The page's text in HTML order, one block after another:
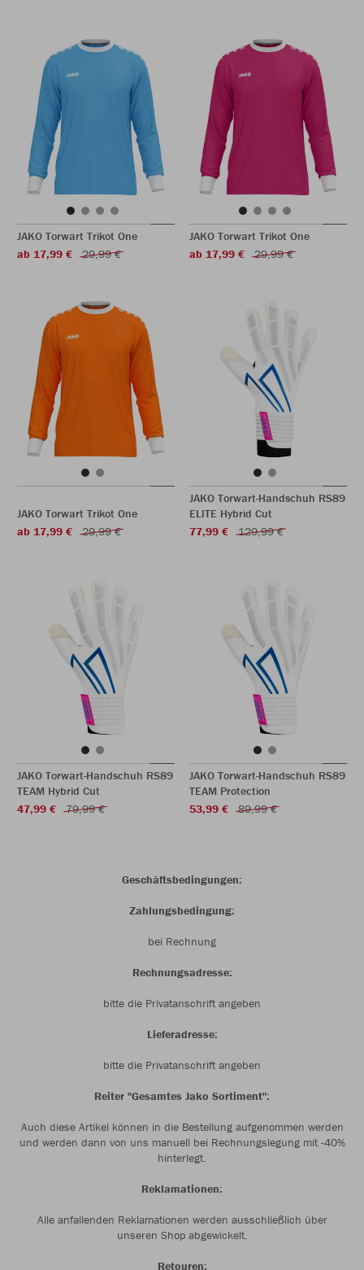
JAKO Torwart Trikot One
ab 17,99 €
29,99 €
JAKO Torwart Trikot One
ab 17,99 €
29,99 €
JAKO Torwart Trikot One
ab 17,99 €
29,99 €
JAKO Torwart-Handschuh RS89
ELITE Hybrid Cut
77,99 €
129,99 €
JAKO Torwart-Handschuh RS89
TEAM Hybrid Cut
47,99 €
79,99 €
JAKO Torwart-Handschuh RS89
TEAM Protection
53,99 €
89,99 €
Geschäftsbedingungen:
Zahlungsbedingung:
bei Rechnung
Rechnungsadresse:
bitte die Privatanschrift angeben
Lieferadresse:
bitte die Privatanschrift angeben
Reiter "Gesamtes Jako Sortiment":
Auch diese Artikel können in die Bestellung aufgenommen werden
und werden dann von uns manuell bei Rechnungslegung mit -40%
hinterlegt.
Reklamationen:
Alle anfallenden Reklamationen werden ausschließlich über
unseren Shop abgewickelt.
Retouren: